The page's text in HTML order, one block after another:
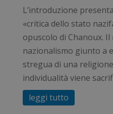
L’introduzione
«critica dello stato
opuscolo di Chanoux.
nazionalismo giunto a
stregua di una
individualità viene
leggi tutto